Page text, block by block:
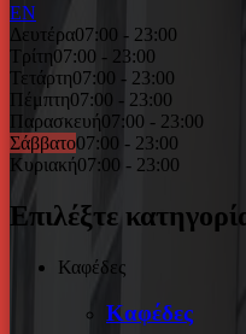
EN
Δευτέρα07:00 - 23:00
Τρίτη07:00 - 23:00
Τετάρτη07:00 - 23:00
Πέμπτη07:00 - 23:00
Παρασκευή07:00 - 23:00
Σάββατο07:00 - 23:00
Κυριακή07:00 - 23:00
Επιλέξτε
Καφέδες
Καφέδες